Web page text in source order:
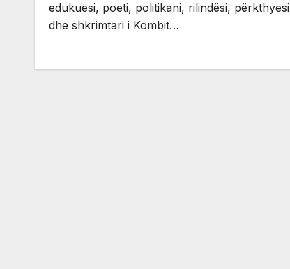
edukuesi, poeti, politikani, rilindësi, përkthyesi
dhe shkrimtari i Kombit…